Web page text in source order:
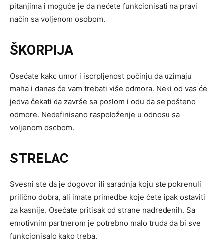
pitanjima i moguće je da nećete funkcionisati na pravi
način sa voljenom osobom.
ŠKORPIJA
Osećate kako umor i iscrpljenost počinju da uzimaju
maha i danas će vam trebati više odmora. Neki od vas će
jedva čekati da završe sa poslom i odu da se pošteno
odmore. Nedefinisano raspoloženje u odnosu sa
voljenom osobom.
STRELAC
Svesni ste da je dogovor ili saradnja koju ste pokrenuli
prilično dobra, ali imate primedbe koje ćete ipak ostaviti
za kasnije. Osećate pritisak od strane nadređenih. Sa
emotivnim partnerom je potrebno malo truda da bi sve
funkcionisalo kako treba.